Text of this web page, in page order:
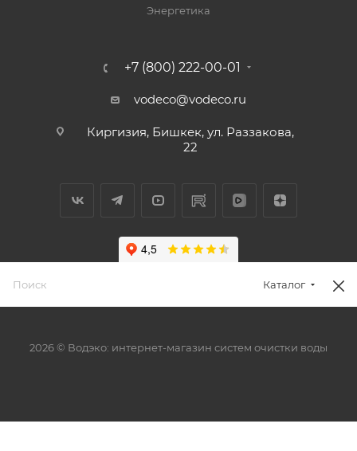
Энергетика
+7 (800) 222-00-01
vodeco@vodeco.ru
Киргизия, Бишкек, ул. Раззакова,
22
2026 © Водэко: интернет-магазин систем очистки воды
Каталог